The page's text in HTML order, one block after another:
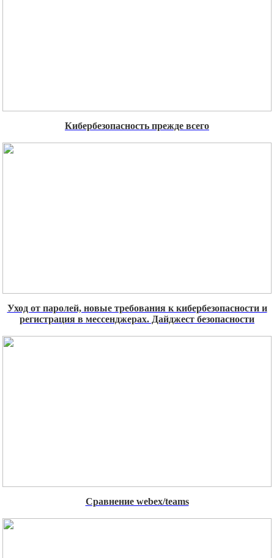
Кибербезопасность прежде всего
Уход от паролей, новые требования к кибербезопасности и
регистрация в мессенджерах. Дайджест безопасности
Сравнение webex/teams